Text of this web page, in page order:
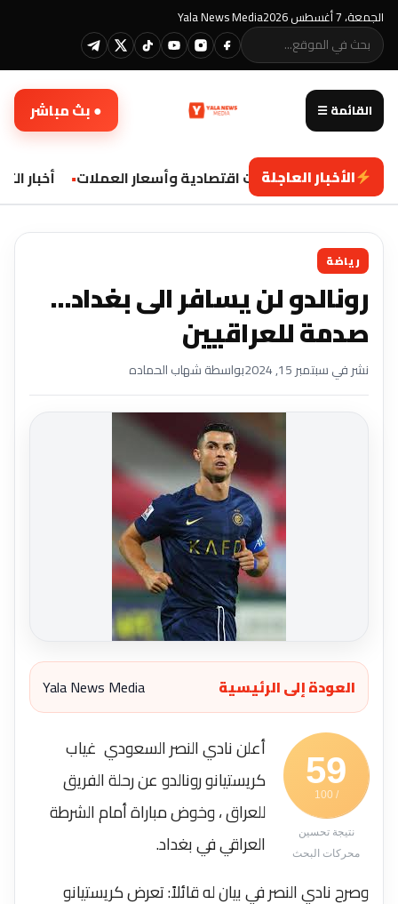
الجمعة، 7 أغسطس 2026 Yala News Media
القائمة ☰ ● بث مباشر
الأخبار العاجلةتحديثات اقتصادية وأسعار العملات أخبار
رياضة
رونالدو لن يسافر الى بغداد…
صدمة للعراقيين
نشر في سبتمبر 15, 2024 بواسطة شهاب الحماده
العودة إلى الرئيسية Yala News Media
59
/ 100
نتيجة تحسين
محركات البحث
أعلن نادي النصر السعودي غياب
كريستيانو رونالدو عن رحلة الفريق
للعراق ، وخوض مباراة أمام الشرطة
العراقي في بغداد.
وصرح نادي النصر في بيان له قائلاً: تعرض كريستيانو